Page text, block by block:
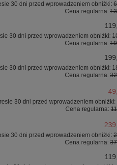
30 dni przed wprowadzeniem obniżki:
Cena regularna:
30 dni przed wprowadzeniem obniżki:
Cena regularna:
30 dni przed wprowadzeniem obniżki:
Cena regularna:
30 dni przed wprowadzeniem obniżki:
Cena regularna:
30 dni przed wprowadzeniem obniżki:
Cena regularna: